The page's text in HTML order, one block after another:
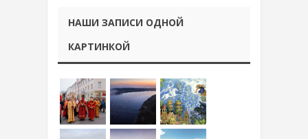
НАШИ ЗАПИСИ ОДНОЙ
КАРТИНКОЙ